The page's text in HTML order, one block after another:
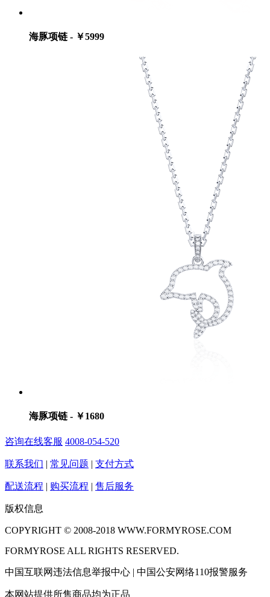
海豚项链 - ￥5999
海豚项链 - ￥1680
咨询在线客服 4008-054-520
联系我们 | 常见问题 | 支付方式
配送流程 | 购买流程 | 售后服务
版权信息
COPYRIGHT © 2008-2018 WWW.FORMYROSE.COM
FORMYROSE ALL RIGHTS RESERVED.
中国互联网违法信息举报中心 | 中国公安网络110报警服务
本网站提供所售商品均为正品